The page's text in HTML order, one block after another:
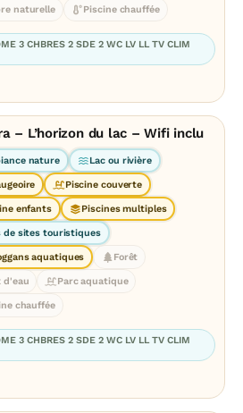
naturelle Piscine chauffée
3 CHBRES 2 SDE 2 WC LV LL TV CLIM
– L’horizon du lac – Wifi inclu
nature Lac ou rivière
Piscine couverte
enfants Piscines multiples
de sites touristiques
aquatiques Forêt
d'eau Parc aquatique
chauffée
3 CHBRES 2 SDE 2 WC LV LL TV CLIM